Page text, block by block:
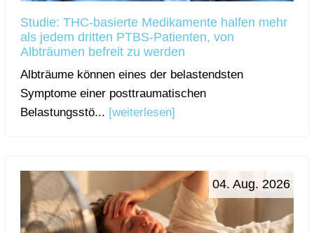
Studie: THC-basierte Medikamente halfen mehr
als jedem dritten PTBS-Patienten, von
Albträumen befreit zu werden
Albträume können eines der belastendsten
Symptome einer posttraumatischen
Belastungsstö... [weiterlesen]
04. Aug. 2026